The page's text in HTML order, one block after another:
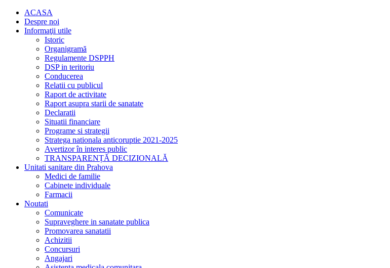
ACASA
Despre noi
Informaţii utile
Istoric
Organigramă
Regulamente DSPPH
DSP in teritoriu
Conducerea
Relatii cu publicul
Raport de activitate
Raport asupra starii de sanatate
Declaratii
Situatii financiare
Programe si strategii
Stratega nationala anticoruptie 2021-2025
Avertizor în interes public
TRANSPARENȚĂ DECIZIONALĂ
Unitati sanitare din Prahova
Medici de familie
Cabinete individuale
Farmacii
Noutati
Comunicate
Supraveghere in sanatate publica
Promovarea sanatatii
Achizitii
Concursuri
Angajari